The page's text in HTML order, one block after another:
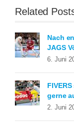
Related
Nach
JAGS
6. Juni
gerne
2. Juni